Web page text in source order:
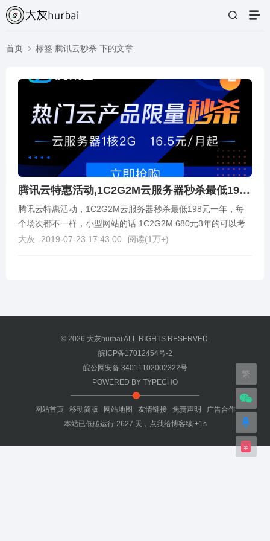
首页 标签 腾讯云秒杀 下的文章
腾讯云特惠活动,1C2G2M云服务器秒杀最低198元一年
腾讯云特惠活动，1C2G2M云服务器秒杀最低198元一年，每
个场次都不一样，小型网站的话 1C2G2M 680元3年的可以考
虑，有需要的看可以去看看。。活动对象...
大灰 2019-07-23 17:43:00 阅读(1万+)
© 2026 大灰hurbai ALL RIGHTS RESERVED.
皖ICP备17012454号-2
皖公网安备 34011102002322号
POWERED BY TYPECHO
网站首页 移动简版 网站地图 友情链接 免责声明
广告合作
本站已低碳运行2627 天， 点我给博客续 +1s
繁